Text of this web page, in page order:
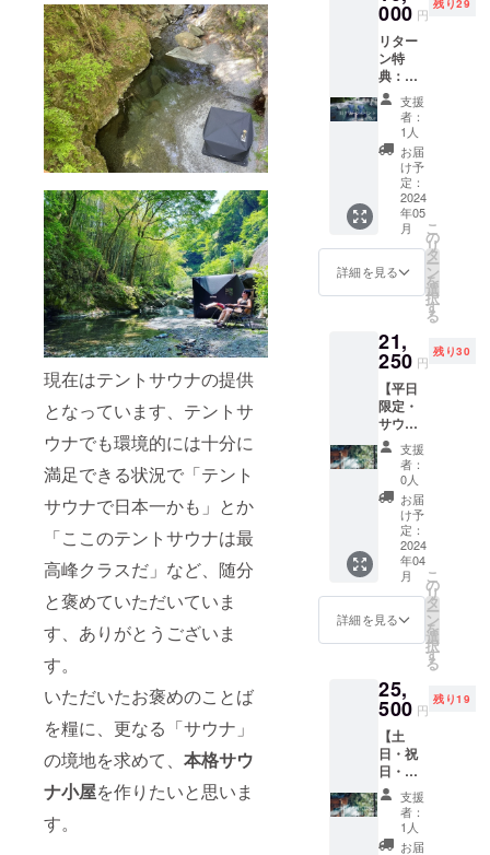
現在はテントサウナの提供
となっています、テントサ
ウナでも環境的には十分に
満足できる状況で「テント
サウナで日本一かも」とか
「ここのテントサウナは最
高峰クラスだ」など、随分
と褒めていただいていま
す、ありがとうございま
す。
いただいたお褒めのことば
を糧に、更なる「サウナ」
の境地を求めて、 本格サウ
ナ小屋を作りたいと思いま
す。
日・休
前日は
利用出
来ませ
ん。 ＊
ご利用
の際は
水着着
用とな
りま
す。 ＊
その他
必要な
もの・
ル、サ
ンダ
レンタ
ル・サ
ウナポ
ンチョ
（持ち
込み
可） ※
季節や
外気温
の状況
次第で
は、サ
ウナ室
設定温
度が前
場合が
ござい
でご了
承くだ
さい。
※ご利用
の際
は、直
接予約
をお願
いしま
す。
時間
12:30・
13:00~
15:00・
15:30~
17:30
いずれ
かの時
間で貸
切いた
だけま
す、サ
ウナの
の森林
浴をお
い。 ＊
土日祝
日・休
前日の
ご利用
です。
＊ご利
用の際
は水着
着用と
なりま
す。 ＊
その他
必要な
もの・
ル、サ
ンダ
レンタ
ル・サ
ウナポ
ンチョ
（持ち
込み
可） ※
季節や
外気温
室前の
れん裏
面に支
援者1名
様のお
名前を
記載さ
せてい
ただき
ます。
・施設
10%割
引チ
ケット
を進呈
（有効
券２名
様まで
ご利用
出来ま
す） ・
優先予
約をお
取りい
ただけ
ます、
通常予
約サイ
トでの
販売は
2ヶ月前
からと
なりま
期間内
はいつ
でもご
予約が
可能で
す、ご
予約の
際は直
接ご連
絡を下
000 円
残り29
リター
ン特
典：
kannra
no base
に一日
滞在・
サウナ
と川ク
リーン
作戦！
イベン
ト『き
れいな
地球を
守って
ミ拾い
作
戦！』
&『サウ
ナ』
「河川
ゴミ拾
い」と
言うと
ハード
ルが高
く感じ
るかも
しれま
せん
が、み
んなで
長で楽
しみな
がらゴ
ミ拾い
をしま
しょ
う。 気
軽にで
きる社
会貢献
支援
者：
1人
お届
け予
定：
2024
年05
月
詳細を見る
こ
の
リ
タ
ー
ン
を
選
択
す
る
21,
250 円
残り30
【平日
限定・
サウナ
小屋貸
切】定
員4名 ■
リター
ン特
権： ・
施設通
常料金
¥25.000
の
15%off
にてご
利用出
す。
（4名込
み） ・
優先予
約をお
取りい
ただけ
ます、
通常予
約サイ
支援
者：
0人
お届
け予
定：
2024
年04
月
詳細を見る
こ
の
リ
タ
ー
ン
を
選
択
す
る
25,
500 円
残り19
【土
日・祝
日・休
前日 サ
ウナ小
屋貸
切】定
支援
者：
1人
お届